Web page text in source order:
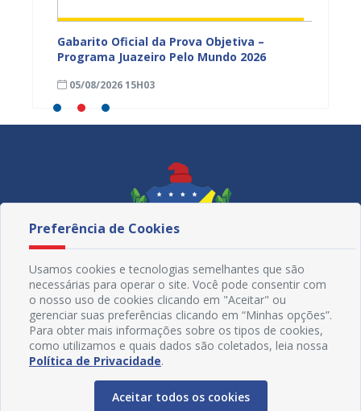
Gabarito Oficial da Prova Objetiva –
Programa Juazeiro Pelo Mundo 2026
05/08/2026 15H03
Redes Sociais
Preferência de Cookies
Usamos cookies e tecnologias semelhantes que são
necessárias para operar o site. Você pode consentir com
o nosso uso de cookies clicando em "Aceitar" ou
gerenciar suas preferências clicando em “Minhas opções”.
Para obter mais informações sobre os tipos de cookies,
como utilizamos e quais dados são coletados, leia nossa
Política de Privacidade.
Aceitar todos os cookies